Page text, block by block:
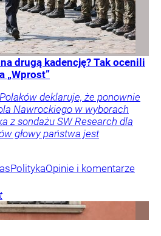
drugą kadencję? Tak ocenili
„Wprost”
deklaruje, że ponownie
Nawrockiego w wyborach
z sondażu SW Research dla
głowy państwa jest
PolitykaOpinie i komentarze